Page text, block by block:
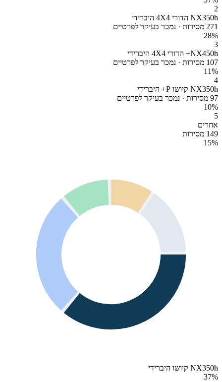
2
NX350h הדורי 4X4 היברידי
271 מסירות · נמכר בעיקר לפרטיים
28%
3
NX450h+ הדורי 4X4 היברידי
107 מסירות · נמכר בעיקר לפרטיים
11%
4
NX350h קיושו P+ היברידי
97 מסירות · נמכר בעיקר לפרטיים
10%
5
אחרים
149 מסירות
15%
NX350h קיושו היברידי
37%